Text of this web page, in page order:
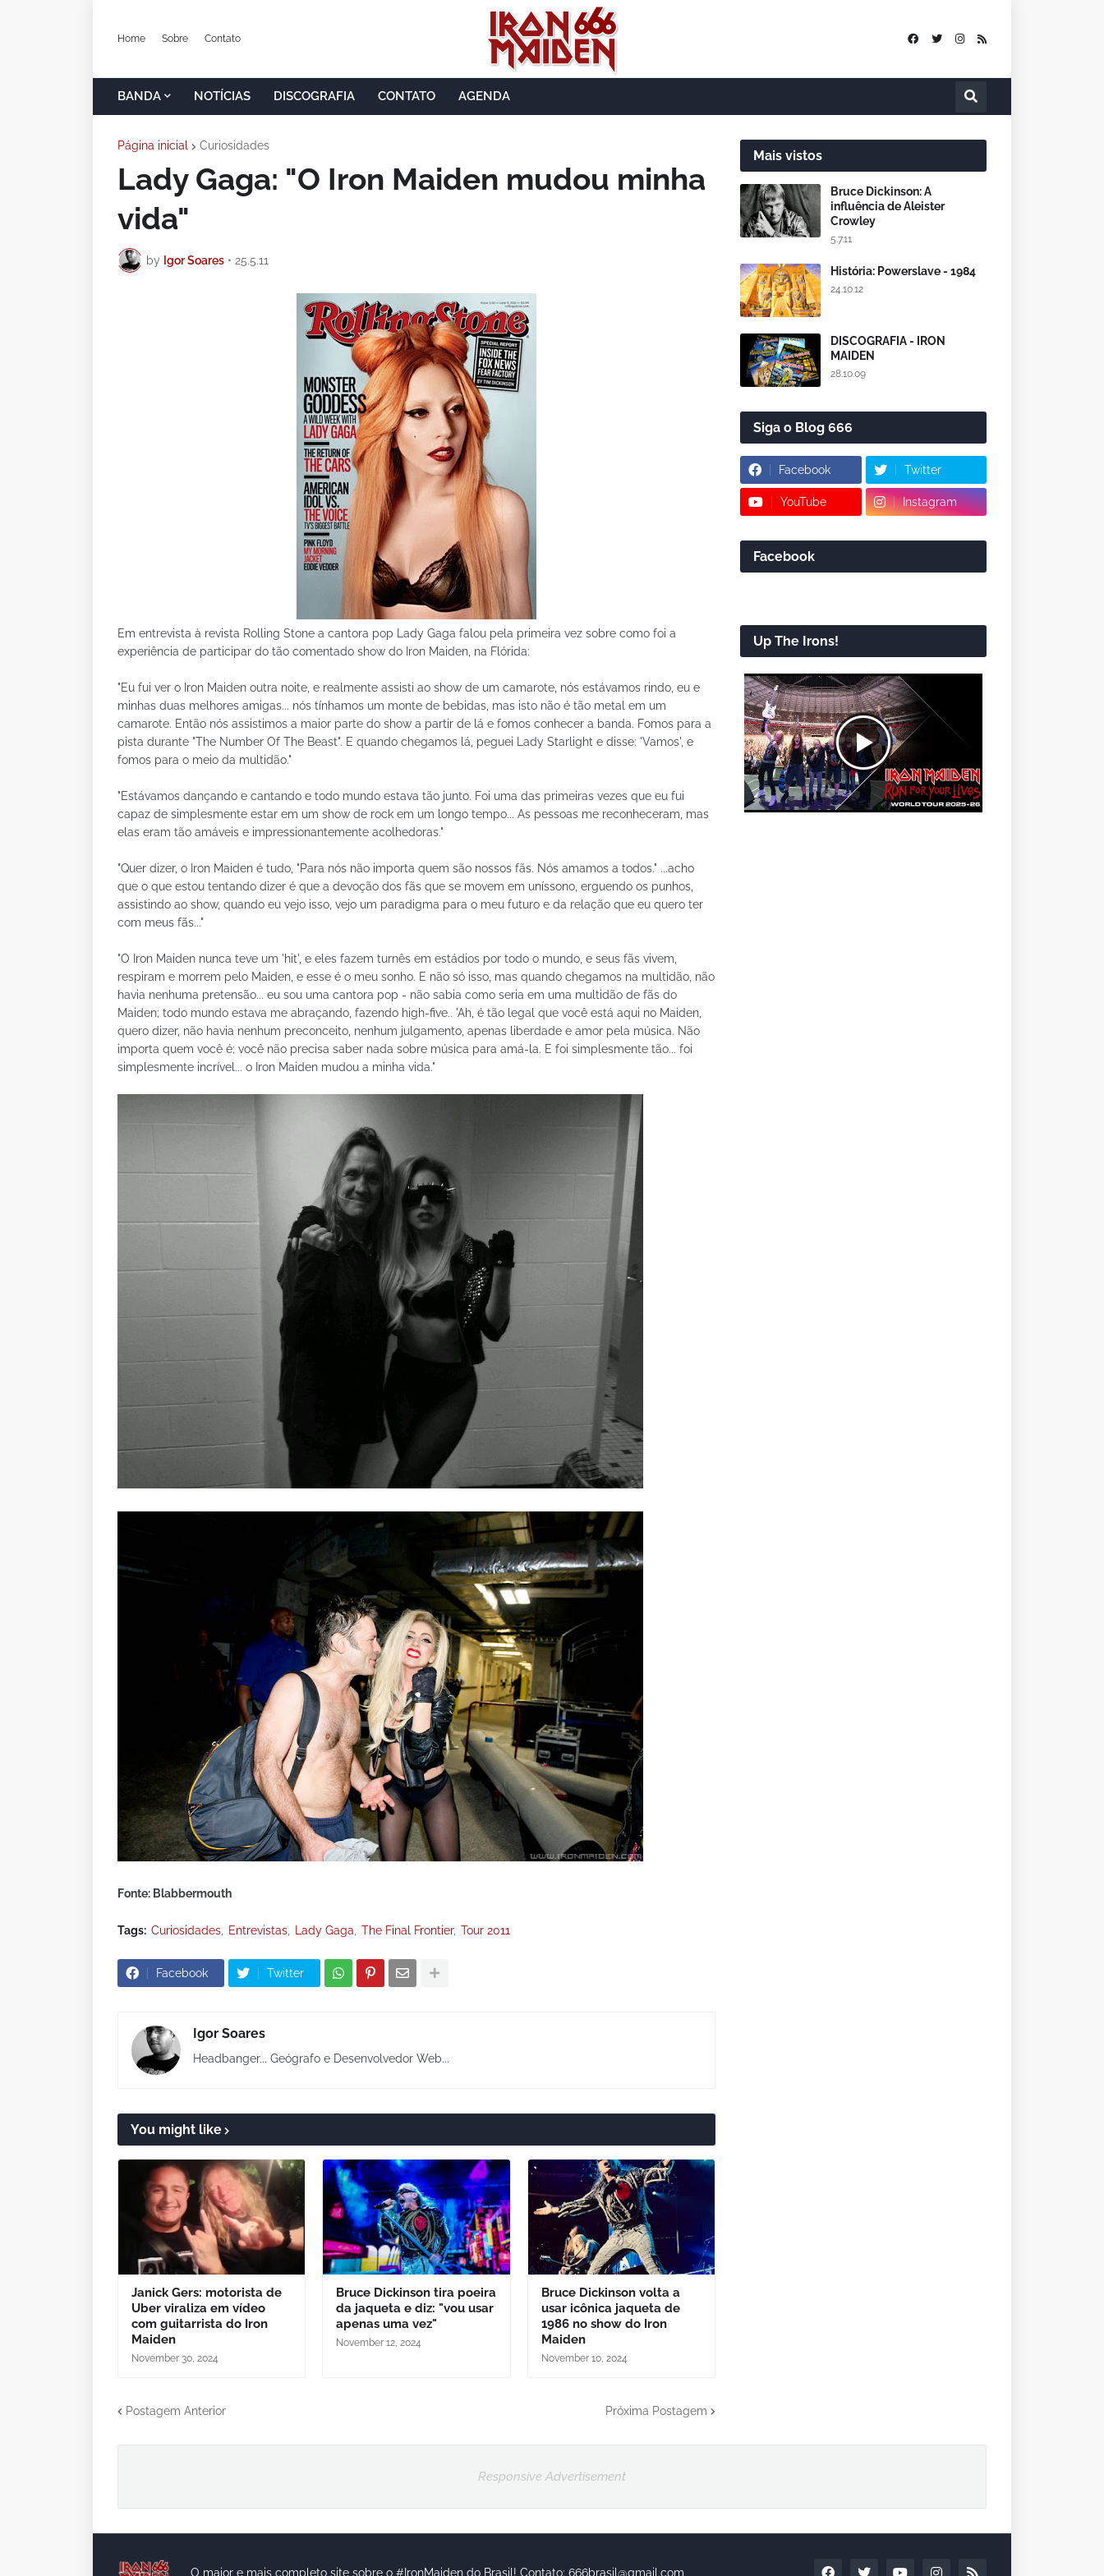
Home Sobre Contato
BANDA NOTÍCIAS DISCOGRAFIA CONTATO AGENDA
Página inicial Curiosidades
Lady Gaga: "O Iron Maiden mudou minha
vida"
by Igor Soares • 25.5.11
Em entrevista à revista Rolling Stone a cantora pop Lady Gaga falou pela primeira vez sobre como foi a
experiência de participar do tão comentado show do Iron Maiden, na Flórida:
"Eu fui ver o Iron Maiden outra noite, e realmente assisti ao show de um camarote, nós estávamos rindo, eu e
minhas duas melhores amigas... nós tínhamos um monte de bebidas, mas isto não é tão metal em um
camarote. Então nós assistimos a maior parte do show a partir de lá e fomos conhecer a banda. Fomos para a
pista durante "The Number Of The Beast". E quando chegamos lá, peguei Lady Starlight e disse: 'Vamos', e
fomos para o meio da multidão."
"Estávamos dançando e cantando e todo mundo estava tão junto. Foi uma das primeiras vezes que eu fui
capaz de simplesmente estar em um show de rock em um longo tempo... As pessoas me reconheceram, mas
elas eram tão amáveis e impressionantemente acolhedoras."
"Quer dizer, o Iron Maiden é tudo, "Para nós não importa quem são nossos fãs. Nós amamos a todos." ...acho
que o que estou tentando dizer é que a devoção dos fãs que se movem em uníssono, erguendo os punhos,
assistindo ao show, quando eu vejo isso, vejo um paradigma para o meu futuro e da relação que eu quero ter
com meus fãs..."
"O Iron Maiden nunca teve um 'hit', e eles fazem turnês em estádios por todo o mundo, e seus fãs vivem,
respiram e morrem pelo Maiden, e esse é o meu sonho. E não só isso, mas quando chegamos na multidão, não
havia nenhuma pretensão... eu sou uma cantora pop - não sabia como seria em uma multidão de fãs do
Maiden; todo mundo estava me abraçando, fazendo high-five.. 'Ah, é tão legal que você está aqui no Maiden,
quero dizer, não havia nenhum preconceito, nenhum julgamento, apenas liberdade e amor pela música. Não
importa quem você é; você não precisa saber nada sobre música para amá-la. E foi simplesmente tão... foi
simplesmente incrível... o Iron Maiden mudou a minha vida."
Fonte: Blabbermouth
Tags: Curiosidades Entrevistas Lady Gaga The Final Frontier Tour 2011
Facebook Twitter
Igor Soares
Headbanger... Geógrafo e Desenvolvedor Web...
You might like
Janick Gers: motorista de
Uber viraliza em vídeo
com guitarrista do Iron
Maiden
November 30, 2024
Bruce Dickinson tira poeira
da jaqueta e diz: "vou usar
apenas uma vez"
November 12, 2024
Bruce Dickinson volta a
usar icônica jaqueta de
1986 no show do Iron
Maiden
November 10, 2024
Postagem Anterior Próxima Postagem
Mais vistos
Bruce Dickinson: A
influência de Aleister
Crowley
5.7.11
História: Powerslave - 1984
24.10.12
DISCOGRAFIA - IRON
MAIDEN
28.10.09
Siga o Blog 666
Facebook Twitter
YouTube Instagram
Facebook
Up The Irons!
Responsive Advertisement
O maior e mais completo site sobre o #IronMaiden do Brasil! Contato: 666brasil@gmail.com